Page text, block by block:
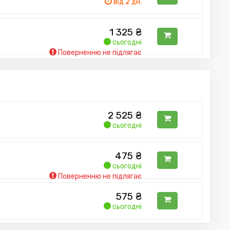
від 2 дн.
1 325 ₴
сьогодні
Поверненню не підлягає
2 525 ₴
сьогодні
475 ₴
сьогодні
Поверненню не підлягає
575 ₴
сьогодні